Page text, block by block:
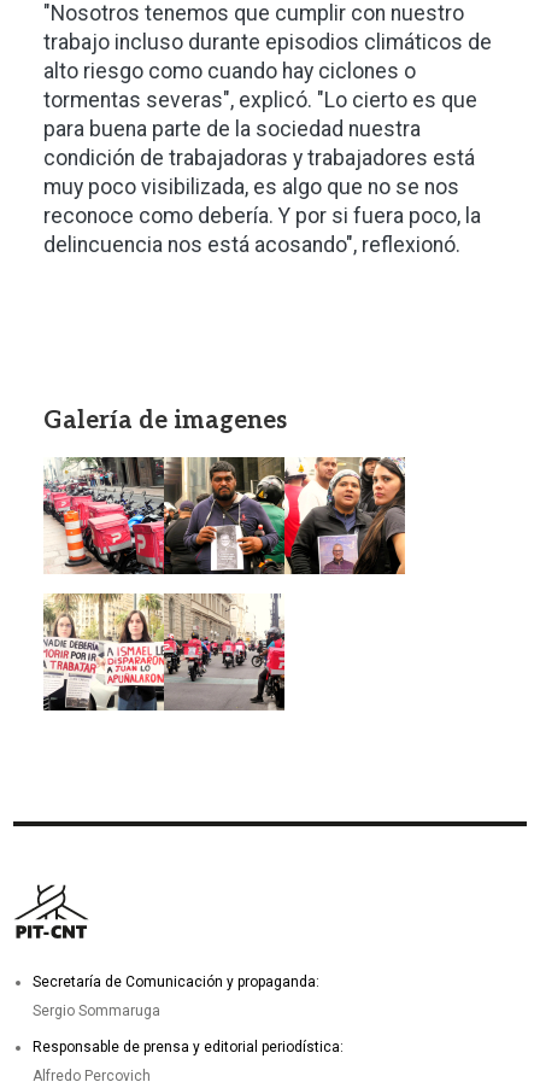
"Nosotros tenemos que cumplir con nuestro
trabajo incluso durante episodios climáticos de
alto riesgo como cuando hay ciclones o
tormentas severas", explicó. "Lo cierto es que
para buena parte de la sociedad nuestra
condición de trabajadoras y trabajadores está
muy poco visibilizada, es algo que no se nos
reconoce como debería. Y por si fuera poco, la
delincuencia nos está acosando", reflexionó.
Galería de imagenes
Imagen
Imagen Imagen
Imagen Imagen
Secretaría de Comunicación y propaganda:
Sergio Sommaruga
Responsable de prensa y editorial periodística:
Alfredo Percovich